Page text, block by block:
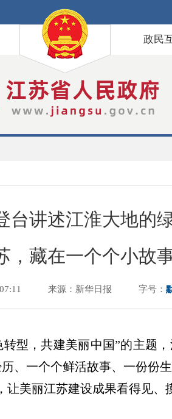
政民
台讲述江淮大地的
，藏在一个个小故
来源：新华日报 字号：
型，共建美丽中国”的主题
、一个个鲜活故事、一份份
美丽江苏建设成果看得见、